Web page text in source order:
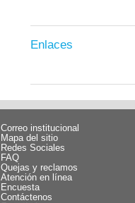
Enlaces
Correo institucional
Mapa del sitio
Redes Sociales
FAQ
Quejas y reclamos
Atención en línea
Encuesta
Contáctenos